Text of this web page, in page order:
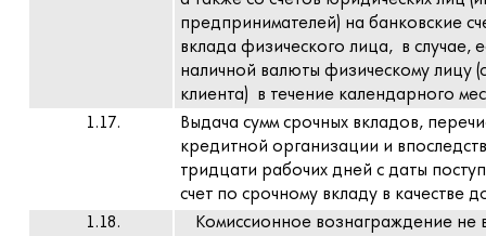
предпринимателей) на банковские
вклада физического лица, в случае,
наличной валюты физическому лицу
клиента) в течение календарного
1.17.
Выдача сумм срочных вкладов,
кредитной организации и
тридцати рабочих дней с даты
счет по срочному вкладу в качестве
1.18.
Комиссионное вознаграждение не